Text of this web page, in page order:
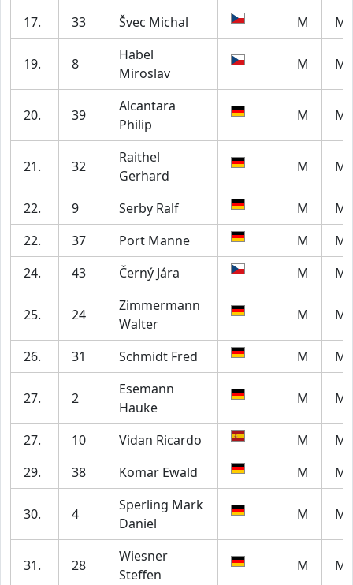
17. 33 Švec Michal M
19. 8
Habel
Miroslav
M
20. 39
Alcantara
Philip
M
21. 32
Raithel
Gerhard
M
22. 9 Serby Ralf M
22.
37 Port Manne M
24.
43 Černý Jára M
25. 24
Zimmermann
Walter
M
26. 31 Schmidt Fred M
27. 2
Esemann
Hauke
M
27. 10 Vidan Ricardo M
29.
38 Komar Ewald M
30. 4
Sperling Mark
Daniel
M
31. 28
Wiesner
Steffen
M